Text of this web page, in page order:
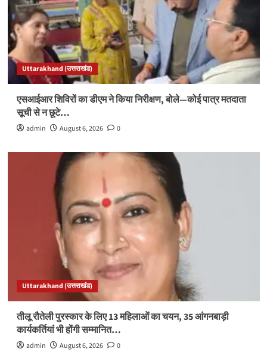
Uttarakhand (उत्तराखंड)
एसआईआर शिविरों का डीएम ने किया निरीक्षण, बोले—कोई पात्र मतदाता
सूची से न छूटे…
admin August 6, 2026 0
Uttarakhand (उत्तराखंड)
तीलू रौतेली पुरस्कार के लिए 13 महिलाओं का चयन, 35 आंगनबाड़ी
कार्यकर्तियां भी होंगी सम्मानित…
admin August 6, 2026 0